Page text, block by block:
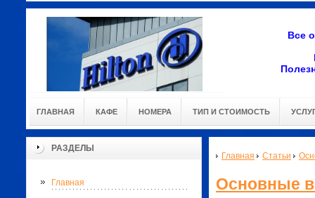
Все
ГЛАВНАЯ КАФЕ НОМЕРА ТИП И СТОИМОСТЬ
РАЗДЕЛЫ
Главная
Главная Статьи
Основные